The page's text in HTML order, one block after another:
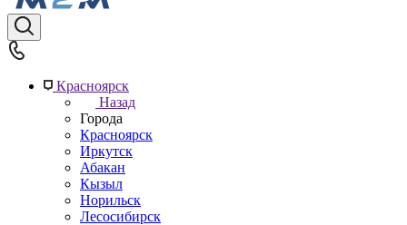
Красноярск
Назад
Города
Красноярск
Иркутск
Абакан
Кызыл
Норильск
Лесосибирск